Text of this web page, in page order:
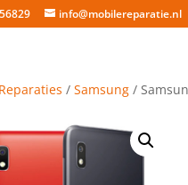
info@mobilereparatie.nl
Reparaties / Samsung/